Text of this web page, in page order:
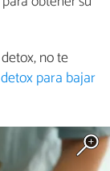
no te
para bajar